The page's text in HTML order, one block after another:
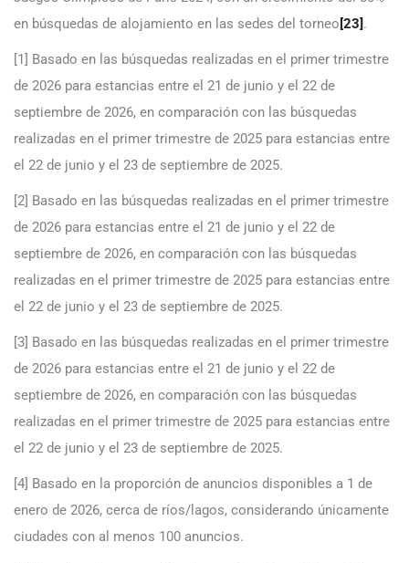
en búsquedas de alojamiento en las sedes del torneo [23] .
[1] Basado en las búsquedas realizadas en el primer trimestre
de 2026 para estancias entre el 21 de junio y el 22 de
septiembre de 2026, en comparación con las búsquedas
realizadas en el primer trimestre de 2025 para estancias entre
el 22 de junio y el 23 de septiembre de 2025.
[2] Basado en las búsquedas realizadas en el primer trimestre
de 2026 para estancias entre el 21 de junio y el 22 de
septiembre de 2026, en comparación con las búsquedas
realizadas en el primer trimestre de 2025 para estancias entre
el 22 de junio y el 23 de septiembre de 2025.
[3] Basado en las búsquedas realizadas en el primer trimestre
de 2026 para estancias entre el 21 de junio y el 22 de
septiembre de 2026, en comparación con las búsquedas
realizadas en el primer trimestre de 2025 para estancias entre
el 22 de junio y el 23 de septiembre de 2025.
[4] Basado en la proporción de anuncios disponibles a 1 de
enero de 2026, cerca de ríos/lagos, considerando únicamente
ciudades con al menos 100 anuncios.